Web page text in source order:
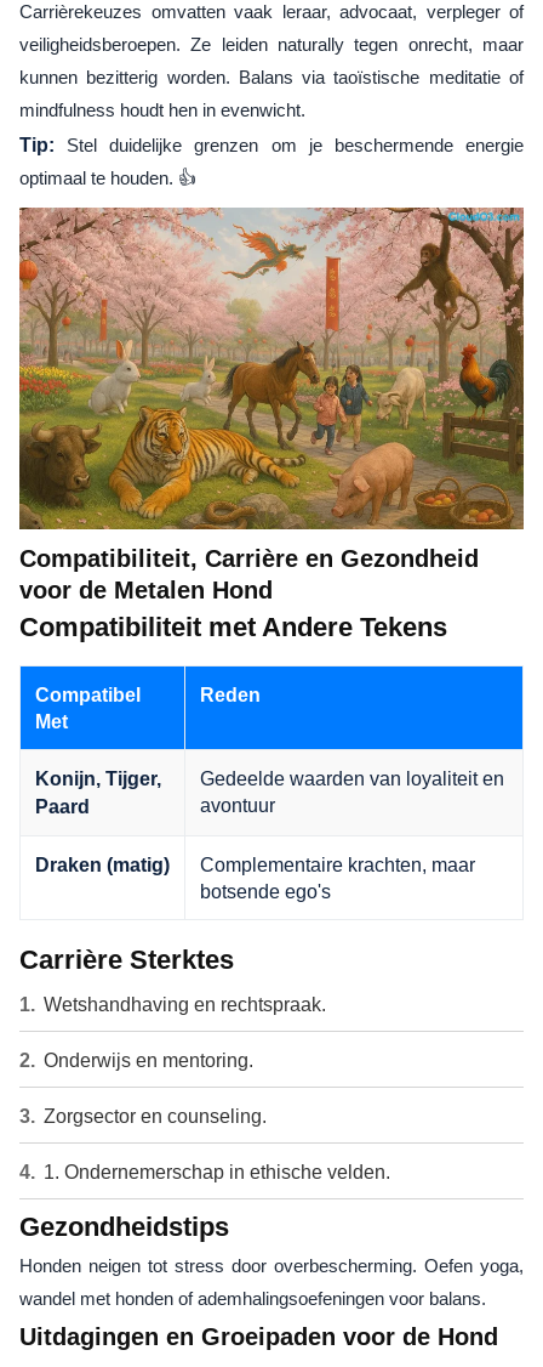
Carrièrekeuzes omvatten vaak leraar, advocaat, verpleger of
veiligheidsberoepen. Ze leiden naturally tegen onrecht, maar
kunnen bezitterig worden. Balans via taoïstische meditatie of
mindfulness houdt hen in evenwicht.
Tip: Stel duidelijke grenzen om je beschermende energie
optimaal te houden. 👍
Compatibiliteit, Carrière en Gezondheid
voor de Metalen Hond
Compatibiliteit met Andere Tekens
Compatibel
Met
Reden
Konijn, Tijger,
Paard
Gedeelde waarden van loyaliteit en
avontuur
Draken (matig)
Complementaire krachten, maar
botsende ego's
Carrière Sterktes
Wetshandhaving en rechtspraak.
Onderwijs en mentoring.
Zorgsector en counseling.
1. Ondernemerschap in ethische velden.
Gezondheidstips
Honden neigen tot stress door overbescherming. Oefen yoga,
wandel met honden of ademhalingsoefeningen voor balans.
Uitdagingen en Groeipaden voor de Hond